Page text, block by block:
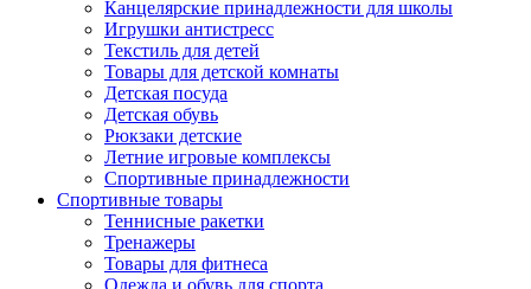
Канцелярские принадлежности для школы
Игрушки антистресс
Текстиль для детей
Товары для детской комнаты
Детская посуда
Детская обувь
Рюкзаки детские
Летние игровые комплексы
Спортивные принадлежности
Спортивные товары
Теннисные ракетки
Тренажеры
Товары для фитнеса
Одежда и обувь для спорта